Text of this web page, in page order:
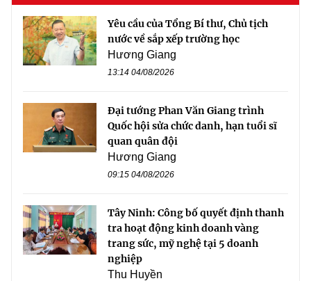
Yêu cầu của Tổng Bí thư, Chủ tịch
nước về sắp xếp trường học
Hương Giang
13:14 04/08/2026
Đại tướng Phan Văn Giang trình
Quốc hội sửa chức danh, hạn tuổi sĩ
quan quân đội
Hương Giang
09:15 04/08/2026
Tây Ninh: Công bố quyết định thanh
tra hoạt động kinh doanh vàng
trang sức, mỹ nghệ tại 5 doanh
nghiệp
Thu Huyền